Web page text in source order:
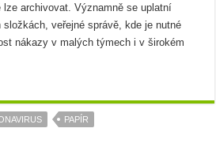
lze archivovat. Významně se uplatní
veřejné správě, kde je nutné
nákazy v malých týmech i v širokém
PAPÍR